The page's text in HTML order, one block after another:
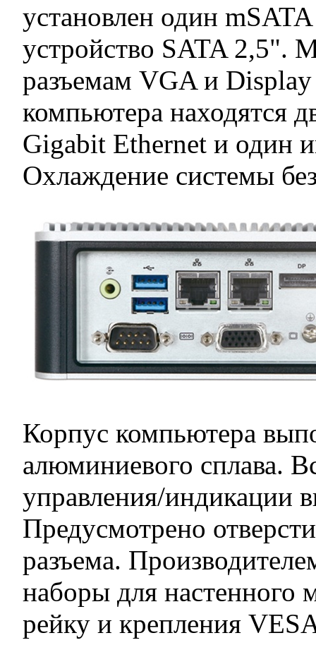
установлен один
устройство SATA 2,5".
разъемам VGA и
компьютера находятся
Gigabit Ethernet и один
Охлаждение системы
Корпус компьютера
алюминиевого сплава.
управления/индикации
Предусмотрено
разъема.
наборы для настенного
рейку и крепления